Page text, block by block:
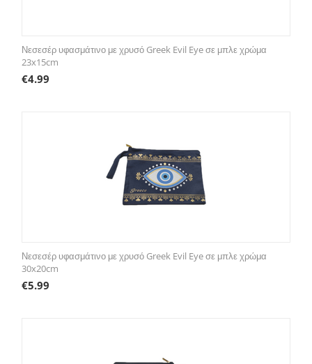
Νεσεσέρ υφασμάτινο με χρυσό Greek Evil Eye σε μπλε χρώμα
23x15cm
€4.99
Νεσεσέρ υφασμάτινο με χρυσό Greek Evil Eye σε μπλε χρώμα
30x20cm
€5.99